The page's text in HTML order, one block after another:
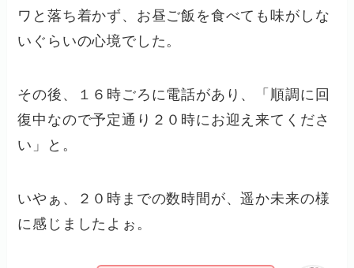
ワと落ち着かず、お昼ご飯を食べても味がしな
いぐらいの心境でした。
その後、１６時ごろに電話があり、「順調に回
復中なので予定通り２０時にお迎え来てくださ
い」と。
いやぁ、２０時までの数時間が、遥か未来の様
に感じましたよぉ。